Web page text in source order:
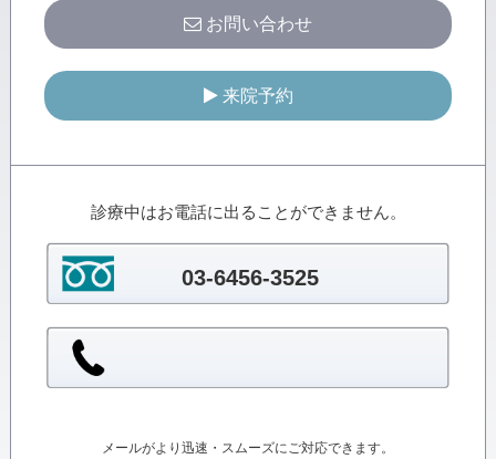
お問い合わせ
来院予約
診療中はお電話に出ることができません。
03-6456-3525
メールがより迅速・スムーズにご対応できます。